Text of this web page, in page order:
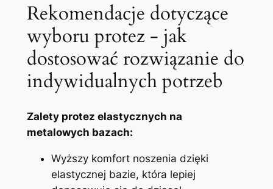
Rekomendacje dotyczące
wyboru protez -⁢ jak
dostosować rozwiązanie do
indywidualnych ​potrzeb
Zalety protez elastycznych na
metalowych bazach:
Wyższy⁣ komfort noszenia ​dzięki
elastycznej‍ bazie, która lepiej